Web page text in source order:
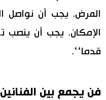
المرض. يجب أن نواصل
الإمكان. يجب أن ينصب
قدما‘‘.
فن يجمع بين